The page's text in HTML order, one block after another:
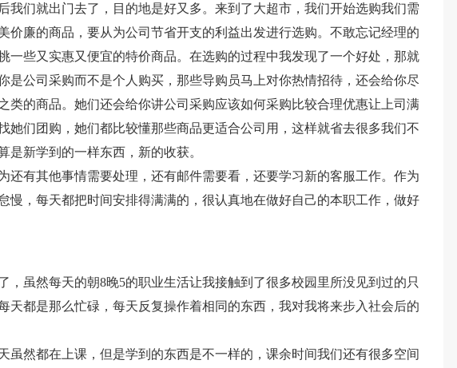
我们就出门去了，目的地是好又多。来到了大超市，我们开始选购我们需
价廉的商品，要从为公司节省开支的利益出发进行选购。不敢忘记经理的
一些又实惠又便宜的特价商品。在选购的过程中我发现了一个好处，那就
是公司采购而不是个人购买，那些导购员马上对你热情招待，还会给你尽
类的商品。她们还会给你讲公司采购应该如何采购比较合理优惠让上司满
她们团购，她们都比较懂那些商品更适合公司用，这样就省去很多我们不
是新学到的一样东西，新的收获。
还有其他事情需要处理，还有邮件需要看，还要学习新的客服工作。作为
慢，每天都把时间安排得满满的，很认真地在做好自己的本职工作，做好
，虽然每天的朝8晚5的职业生活让我接触到了很多校园里所没见到过的只
天都是那么忙碌，每天反复操作着相同的东西，我对我将来步入社会后的
虽然都在上课，但是学到的东西是不一样的，课余时间我们还有很多空间